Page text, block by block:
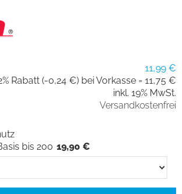
11,99 €
Rabatt (-0,24 €) bei Vorkasse = 11,75 €
inkl. 19% MwSt.
Versandkostenfrei
bis 200 19,90 €